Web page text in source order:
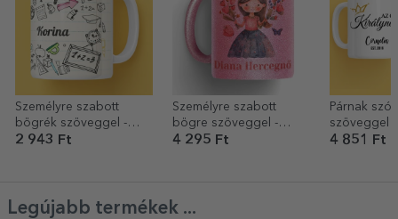
Személyre szabott
bögrék szöveggel -
Tanárok
2 943 Ft
Személyre szabott
bögre szöveggel -
Kedves hercegnő
4 295 Ft
Párnak
szöveggel -
királynő
4 851 Ft
Legújabb termékek ...